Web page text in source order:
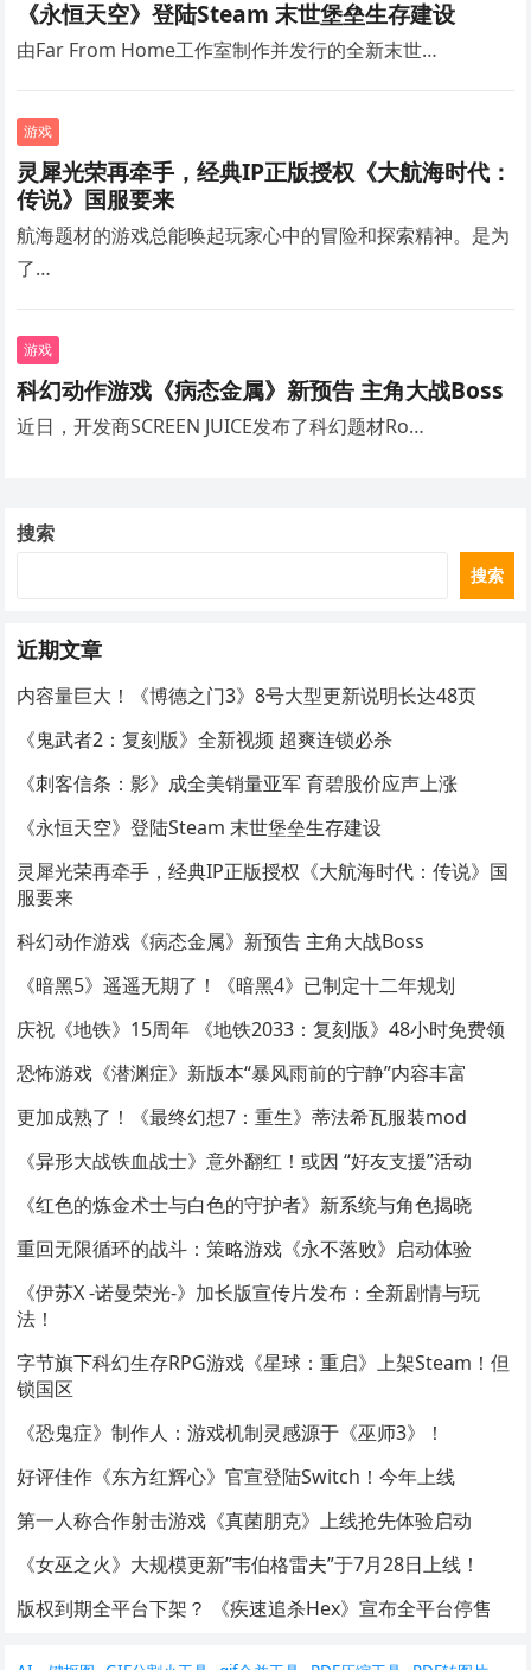
《永恒天空》登陆Steam 末世堡垒生存建设
由Far From Home工作室制作并发行的全新末世…
游戏
灵犀光荣再牵手，经典IP正版授权《大航海时代：
传说》国服要来
航海题材的游戏总能唤起玩家心中的冒险和探索精神。是为
了…
游戏
科幻动作游戏《病态金属》新预告 主角大战Boss
近日，开发商SCREEN JUICE发布了科幻题材Ro…
搜索
搜索
近期文章
内容量巨大！《博德之门3》8号大型更新说明长达48页
《鬼武者2：复刻版》全新视频 超爽连锁必杀
《刺客信条：影》成全美销量亚军 育碧股价应声上涨
《永恒天空》登陆Steam 末世堡垒生存建设
灵犀光荣再牵手，经典IP正版授权《大航海时代：传说》国
服要来
科幻动作游戏《病态金属》新预告 主角大战Boss
《暗黑5》遥遥无期了！《暗黑4》已制定十二年规划
庆祝《地铁》15周年 《地铁2033：复刻版》48小时免费领
恐怖游戏《潜渊症》新版本“暴风雨前的宁静”内容丰富
更加成熟了！《最终幻想7：重生》蒂法希瓦服装mod
《异形大战铁血战士》意外翻红！或因 “好友支援”活动
《红色的炼金术士与白色的守护者》新系统与角色揭晓
重回无限循环的战斗：策略游戏《永不落败》启动体验
《伊苏X -诺曼荣光-》加长版宣传片发布：全新剧情与玩
法！
字节旗下科幻生存RPG游戏《星球：重启》上架Steam！但
锁国区
《恐鬼症》制作人：游戏机制灵感源于《巫师3》！
好评佳作《东方红辉心》官宣登陆Switch！今年上线
第一人称合作射击游戏《真菌朋克》上线抢先体验启动
《女巫之火》大规模更新”韦伯格雷夫”于7月28日上线！
版权到期全平台下架？ 《疾速追杀Hex》宣布全平台停售